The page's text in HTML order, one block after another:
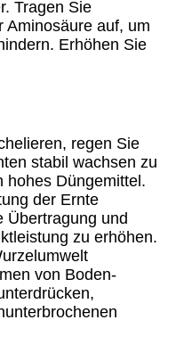
Tragen Sie
Aminosäure auf, um
Erhöhen Sie
regen Sie
stabil wachsen zu
hohes Düngemittel.
der Ernte
Übertragung und
zu erhöhen.
von Boden-